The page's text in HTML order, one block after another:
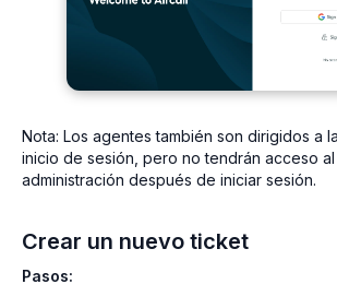
Nota: Los agentes también son dirigidos a
inicio de sesión, pero no tendrán acceso
administración después de iniciar sesión.
Crear un nuevo ticket
Pasos: